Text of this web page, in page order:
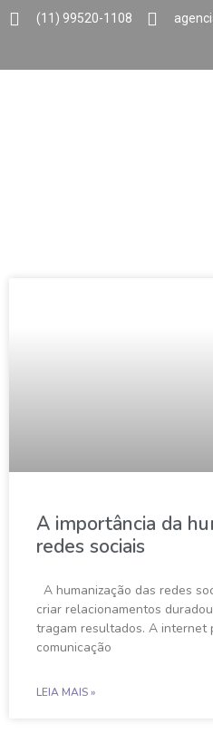
(11) 99520-1108
A importância da
redes sociais
A humanização das redes
criar relacionamentos
tragam resultados. A internet
comunicação
LEIA MAIS »